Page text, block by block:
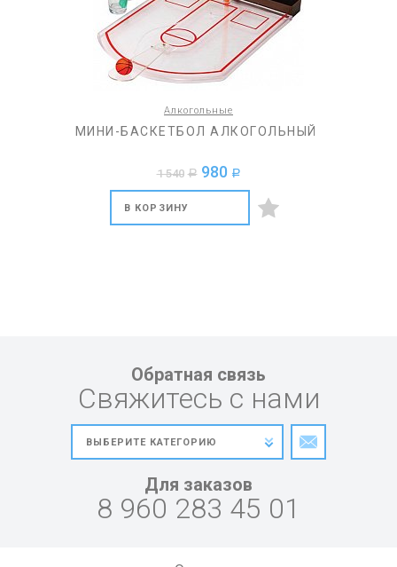
Алкогольные
МИНИ-БАСКЕТБОЛ АЛКОГОЛЬНЫЙ
1 540 a 980 a
В КОРЗИНУ
Обратная связь
Свяжитесь с нами
Для заказов
8 960 283 45 01